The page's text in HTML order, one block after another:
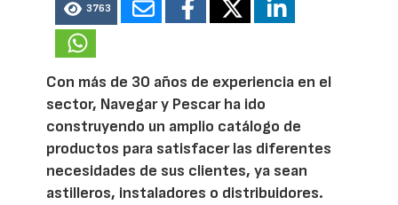
3763
Con más de 30 años de experiencia en el
sector, Navegar y Pescar ha ido
construyendo un amplio catálogo de
productos para satisfacer las diferentes
necesidades de sus clientes, ya sean
astilleros, instaladores o distribuidores.